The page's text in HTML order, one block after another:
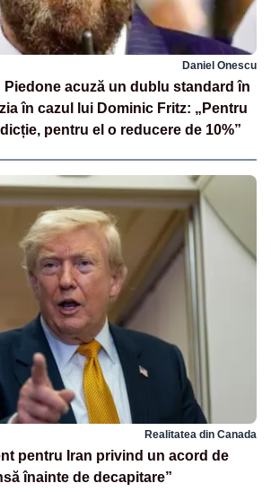
Daniel Onescu
acuză un dublu standard în
în cazul lui Dominic Fritz: „Pentru
pentru el o reducere de 10%”
Realitatea din Canada
pentru Iran privind un acord de
înainte de decapitare”